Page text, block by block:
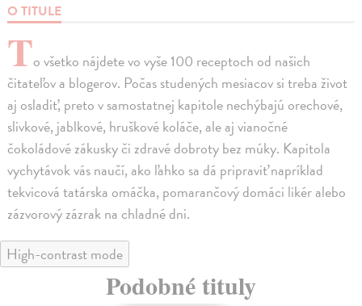
O TITULE
To všetko nájdete vo vyše 100 receptoch od našich
čitateľov a blogerov. Počas studených mesiacov si treba život
aj osladiť, preto v samostatnej kapitole nechýbajú orechové,
slivkové, jablkové, hruškové koláče, ale aj vianočné
čokoládové zákusky či zdravé dobroty bez múky. Kapitola
vychytávok vás naučí, ako ľahko sa dá pripraviť napríklad
tekvicová tatárska omáčka, pomarančový domáci likér alebo
zázvorový zázrak na chladné dni.
High-contrast mode
Podobné tituly